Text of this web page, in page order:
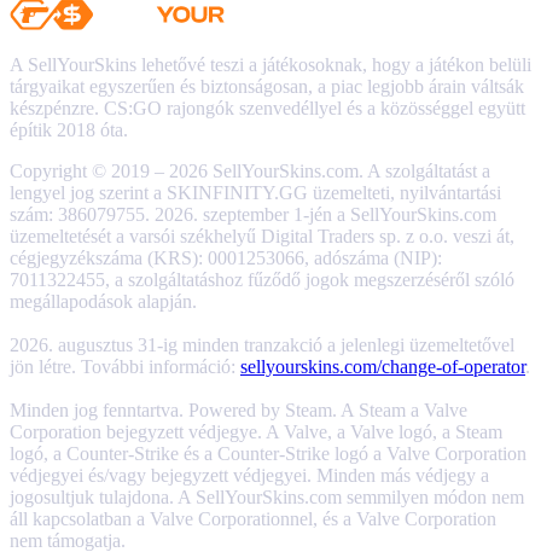
A SellYourSkins lehetővé teszi a játékosoknak, hogy a játékon belüli
tárgyaikat egyszerűen és biztonságosan, a piac legjobb árain váltsák
készpénzre. CS:GO rajongók szenvedéllyel és a közösséggel együtt
építik 2018 óta.
Copyright © 2019 – 2026 SellYourSkins.com. A szolgáltatást a
lengyel jog szerint a SKINFINITY.GG üzemelteti, nyilvántartási
szám: 386079755. 2026. szeptember 1-jén a SellYourSkins.com
üzemeltetését a varsói székhelyű Digital Traders sp. z o.o. veszi át,
cégjegyzékszáma (KRS): 0001253066, adószáma (NIP):
7011322455, a szolgáltatáshoz fűződő jogok megszerzéséről szóló
megállapodások alapján.
2026. augusztus 31-ig minden tranzakció a jelenlegi üzemeltetővel
jön létre. További információ: sellyourskins.com/change-of-operator.
Minden jog fenntartva. Powered by Steam. A Steam a Valve
Corporation bejegyzett védjegye. A Valve, a Valve logó, a Steam
logó, a Counter-Strike és a Counter-Strike logó a Valve Corporation
védjegyei és/vagy bejegyzett védjegyei. Minden más védjegy a
jogosultjuk tulajdona. A SellYourSkins.com semmilyen módon nem
áll kapcsolatban a Valve Corporationnel, és a Valve Corporation
nem támogatja.